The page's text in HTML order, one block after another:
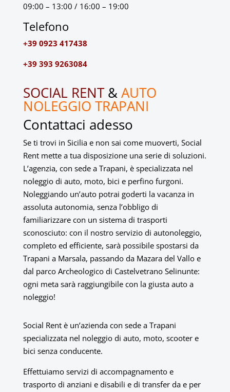
09:00 – 13:00 / 16:00 – 19:00
Telefono
+39 0923 417438
+39 393 9263084
SOCIAL RENT&AUTO
NOLEGGIO TRAPANI
Contattaci adesso
Se ti trovi in Sicilia e non sai come muoverti, Social
Rent mette a tua disposizione una serie di soluzioni.
L’agenzia, con sede a Trapani, è specializzata nel
noleggio di auto, moto, bici e perfino furgoni.
Noleggiando un’auto potrai goderti la vacanza in
assoluta autonomia, senza l’obbligo di
familiarizzare con un sistema di trasporti
sconosciuto: con il nostro servizio di autonoleggio,
completo ed efficiente, sarà possibile spostarsi da
Trapani a Marsala, passando da Mazara del Vallo e
dal parco Archeologico di Castelvetrano Selinunte:
ogni meta sarà raggiungibile con la giusta auto a
noleggio!
Social Rent è un’azienda con sede a Trapani
specializzata nel noleggio di auto, moto, scooter e
bici senza conducente.
Effettuiamo servizi di accompagnamento e
trasporto di anziani e disabili e di transfer da e per